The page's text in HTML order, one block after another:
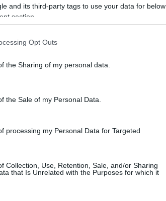
and its third-party tags to use your data for
section.
Opt Outs
the Sharing of my personal data.
the Sale of my Personal Data.
processing my Personal Data for Targeted
Collection, Use, Retention, Sale, and/or Sharing
that Is Unrelated with the Purposes for which it